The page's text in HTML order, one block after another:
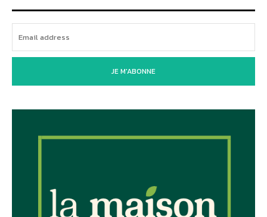
JE M'ABONNE